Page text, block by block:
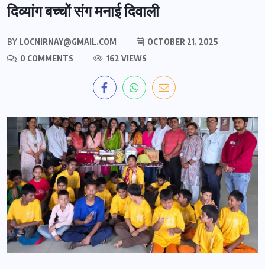
दिव्यांग बच्चों संग मनाई दिवाली
BY LOCNIRNAY@GMAIL.COM
OCTOBER 21, 2025
0 COMMENTS
162 VIEWS